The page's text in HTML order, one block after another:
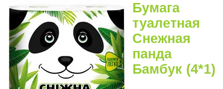
Бумага
туалетная
Снежная
панда
Бамбук (4*1)